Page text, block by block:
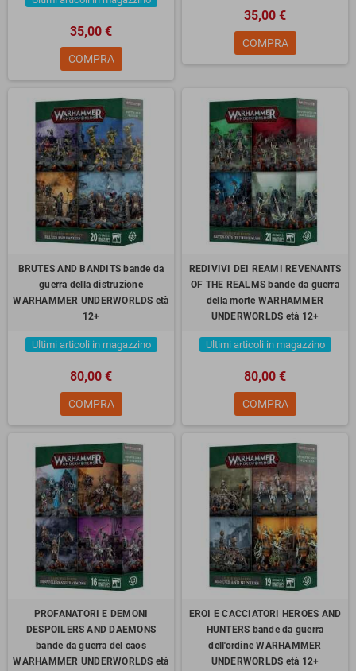
35,00 €
COMPRA
35,00 €
COMPRA
BRUTES AND BANDITS bande da
guerra della distruzione
WARHAMMER UNDERWORLDS età
12+
Ultimi articoli in magazzino
80,00 €
COMPRA
REDIVIVI DEI REAMI REVENANTS
OF THE REALMS bande da guerra
della morte WARHAMMER
UNDERWORLDS età 12+
Ultimi articoli in magazzino
80,00 €
COMPRA
PROFANATORI E DEMONI
DESPOILERS AND DAEMONS
bande da guerra del caos
WARHAMMER UNDERWORLDS età
EROI E CACCIATORI HEROES AND
HUNTERS bande da guerra
dell'ordine WARHAMMER
UNDERWORLDS età 12+